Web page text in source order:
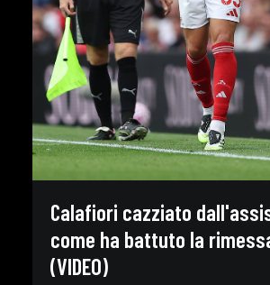
Calafiori cazziato
come ha battuto la
(VIDEO)